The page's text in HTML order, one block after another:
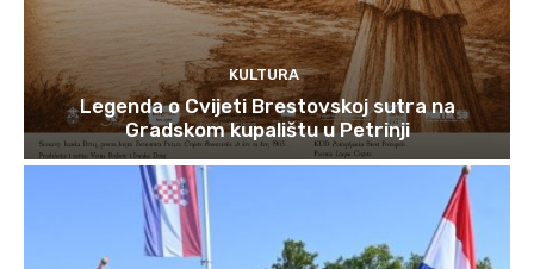
KULTURA
Legenda o Cvijeti Brestovskoj sutra na
Gradskom kupalištu u Petrinji